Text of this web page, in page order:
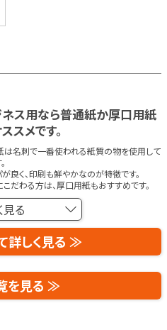
ネス用なら普通紙か厚口用紙
スメです。
は名刺で一番使われる紙質の物を使用して
良く、印刷も鮮やかなのが特徴です。
こだわる方は、厚口用紙もおすすめです。
見る
詳しく見る ≫
を見る ≫